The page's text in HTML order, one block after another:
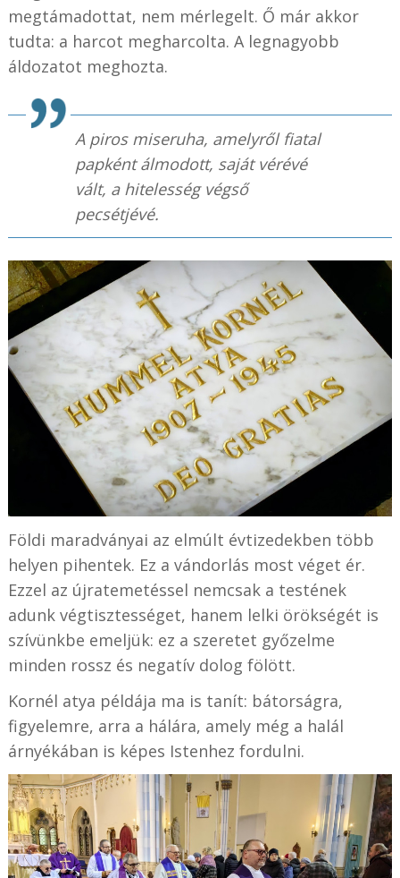
megtámadottat, nem mérlegelt. Ő már akkor
tudta: a harcot megharcolta. A legnagyobb
áldozatot meghozta.
A piros miseruha, amelyről fiatal
papként álmodott, saját vérévé
vált, a hitelesség végső
pecsétjévé.
Földi maradványai az elmúlt évtizedekben több
helyen pihentek. Ez a vándorlás most véget ér.
Ezzel az újratemetéssel nemcsak a testének
adunk végtisztességet, hanem lelki örökségét is
szívünkbe emeljük: ez a szeretet győzelme
minden rossz és negatív dolog fölött.
Kornél atya példája ma is tanít: bátorságra,
figyelemre, arra a hálára, amely még a halál
árnyékában is képes Istenhez fordulni.